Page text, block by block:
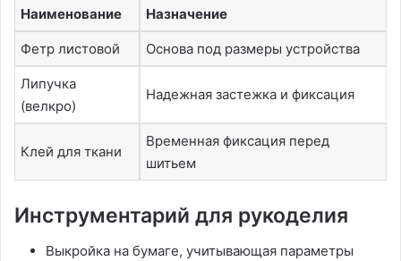
Наименование Назначение
Фетр листовой Основа под размеры устройства
Липучка
(велкро)
Надежная застежка и фиксация
Клей для ткани
Временная фиксация перед
шитьем
Инструментарий для рукоделия
Выкройка на бумаге, учитывающая параметры